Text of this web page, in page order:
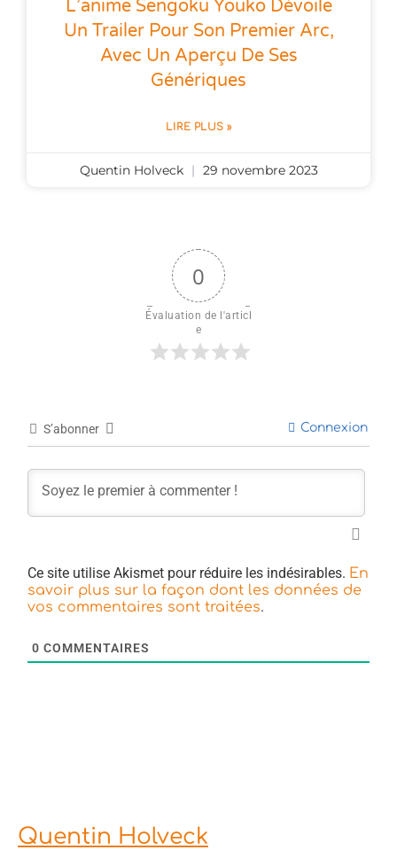
L’anime Sengoku Youko Dévoile
Un Trailer Pour Son Premier Arc,
Avec Un Aperçu De Ses
Génériques
LIRE PLUS »
Quentin Holveck 29 novembre 2023
0
Évaluation de l'articl
e
S’abonner Connexion
Ce site utilise Akismet pour réduire les indésirables. En
savoir plus sur la façon dont les données de
vos commentaires sont traitées.
0 COMMENTAIRES
Quentin Holveck